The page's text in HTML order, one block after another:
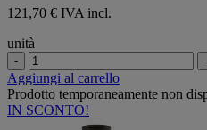
121,70 € IVA incl.
unità
-
Aggiungi al carrello
Prodotto temporaneamente non
IN SCONTO!